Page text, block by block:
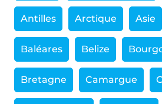
Antilles Arctique Asie
Baléares Belize
Bretagne Camargue